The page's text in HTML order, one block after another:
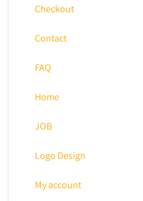
Checkout
Contact
FAQ
Home
JOB
Logo Design
My account